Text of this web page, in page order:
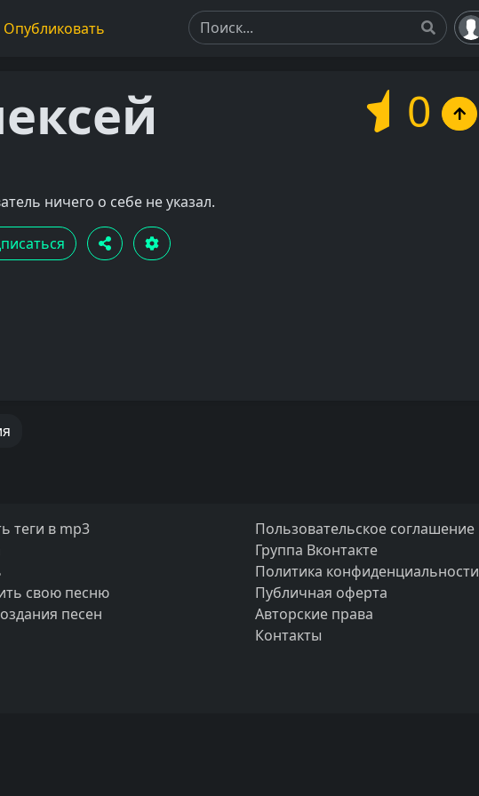
Опубликовать
0
ничего о себе не указал.
теги в mp3
свою песню
песен
Пользовательское соглашение
Группа Вконтакте
Политика конфиденциальности
Публичная оферта
Авторские права
Контакты